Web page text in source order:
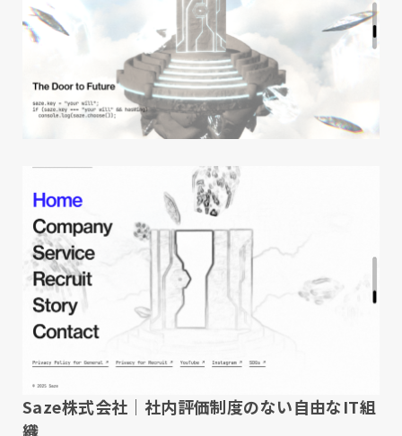
Saze株式会社｜社内評価制度のない自由なIT組
織